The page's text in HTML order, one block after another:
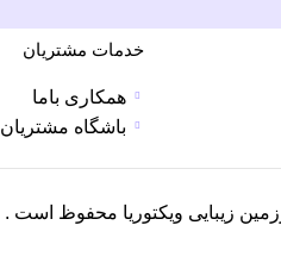
خدمات مشتریان
همکاری باما
باشگاه مشتریان
زیبایی ویکتوریا محفوظ است .